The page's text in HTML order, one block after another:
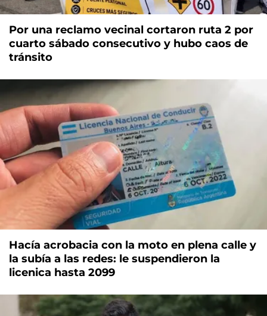
Por una reclamo vecinal cortaron ruta 2 por
cuarto sábado consecutivo y hubo caos de
tránsito
Hacía acrobacia con la moto en plena calle y
la subía a las redes: le suspendieron la
licenica hasta 2099